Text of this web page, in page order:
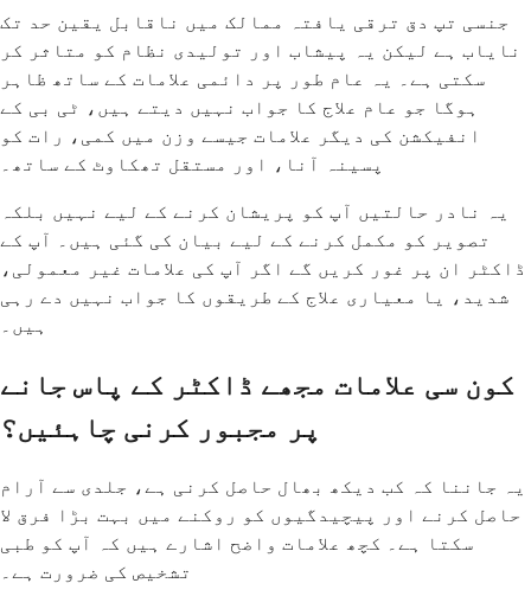
جنسی تپ دق ترقی یافتہ ممالک میں ناقابل یقین حد تک
نایاب ہے لیکن یہ پیشاب اور تولیدی نظام کو متاثر کر
سکتی ہے۔ یہ عام طور پر دائمی علامات کے ساتھ ظاہر
ہوگا جو عام علاج کا جواب نہیں دیتے ہیں، ٹی بی کے
انفیکشن کی دیگر علامات جیسے وزن میں کمی، رات کو
پسینہ آنا، اور مستقل تھکاوٹ کے ساتھ۔
یہ نادر حالتیں آپ کو پریشان کرنے کے لیے نہیں بلکہ
تصویر کو مکمل کرنے کے لیے بیان کی گئی ہیں۔ آپ کے
ڈاکٹر ان پر غور کریں گے اگر آپ کی علامات غیر معمولی،
شدید، یا معیاری علاج کے طریقوں کا جواب نہیں دے رہی
ہیں۔
کون سی علامات مجھے ڈاکٹر کے پاس جانے
پر مجبور کرنی چاہئیں؟
یہ جاننا کہ کب دیکھ بھال حاصل کرنی ہے، جلدی سے آرام
حاصل کرنے اور پیچیدگیوں کو روکنے میں بہت بڑا فرق لا
سکتا ہے۔ کچھ علامات واضح اشارے ہیں کہ آپ کو طبی
تشخیص کی ضرورت ہے۔